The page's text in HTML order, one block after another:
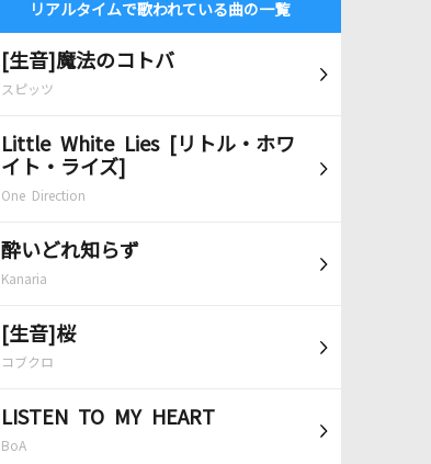
リアルタイムで歌われている曲の一覧
[生音]魔法のコトバ
スピッツ
Little White Lies [リトル・ホワ
イト・ライズ]
One Direction
酔いどれ知らず
Kanaria
[生音]桜
コブクロ
LISTEN TO MY HEART
BoA